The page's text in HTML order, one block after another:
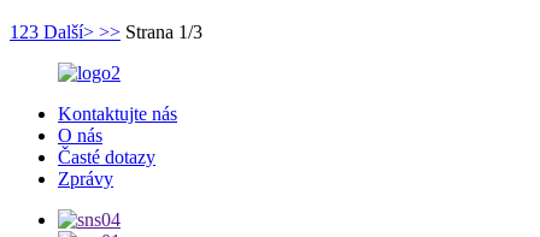
1 23 Další> >> Strana 1/3
Kontaktujte nás
O nás
Časté dotazy
Zprávy